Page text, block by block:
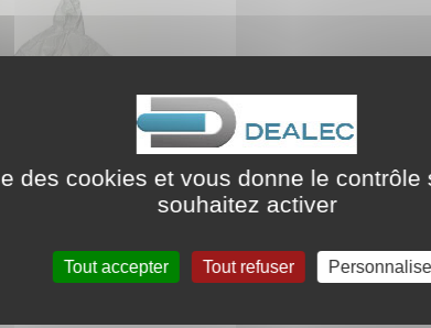
de protection en
des cookies et vous donne le contrôle
souhaitez activer
Tout accepter Tout refuser